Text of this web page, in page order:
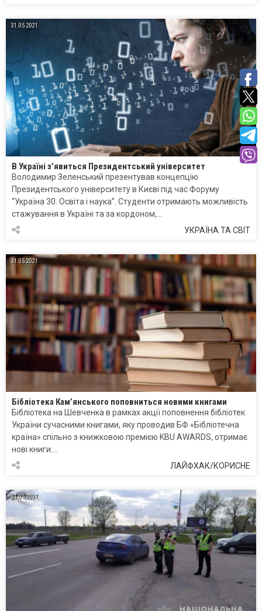
31.05.2021
В Україні з’явиться Президентський університет
Володимир Зеленський презентував концепцію
Президентського університету в Києві під час Форуму
“Україна 30. Освіта і наука”. Студенти отримають можливість
стажування в Україні та за кордоном,…
УКРАЇНА ТА СВІТ
31.05.2021
Бібліотека Кам’янського поповниться новими книгами
Бібліотека на Шевченка в рамках акції поповнення бібліотек
України сучасними книгами, яку проводив БФ «Бібліотечна
країна» спільно з книжковою премією KBU AWARDS, отримає
нові книги….
ЛАЙФХАК/КОРИСНЕ
31.05.2021